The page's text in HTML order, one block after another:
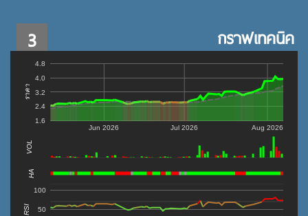
3 กราฟเทคนิค
Jun 2026 Jul 2026 Aug 2026
1.6
2.4
3.2
4.0
4.8
ราคา
VOL
HA
50
100
RSI